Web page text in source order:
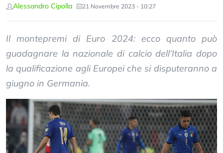
Alessandro Cipolla 21 Novembre 2023 - 10:27
Il montepremi di Euro 2024: ecco quanto può
guadagnare la nazionale di calcio dell’Italia dopo
la qualificazione agli Europei che si disputeranno a
giugno in Germania.